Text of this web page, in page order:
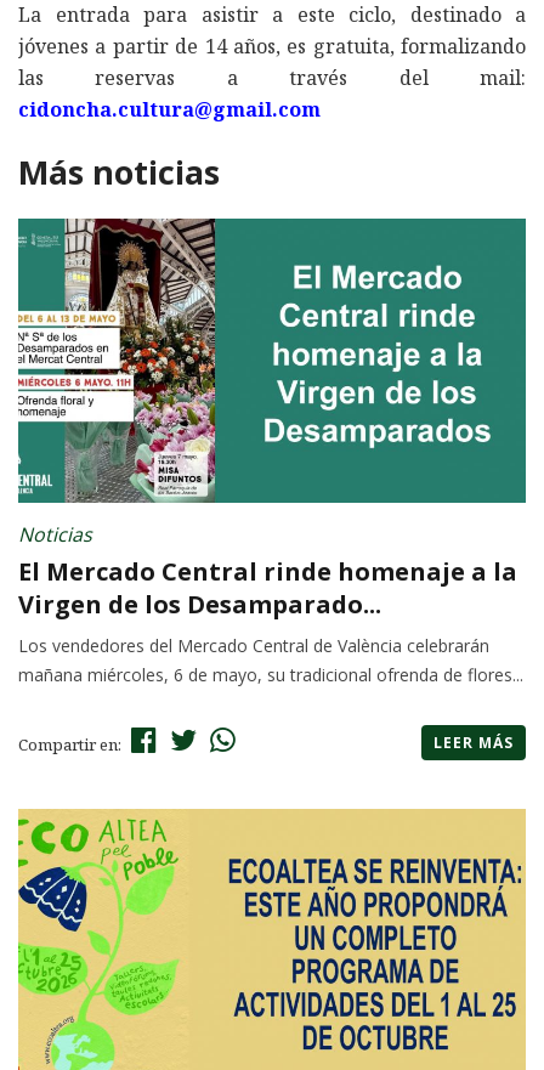
La entrada para asistir a este ciclo, destinado a
jóvenes a partir de 14 años, es gratuita, formalizando
las reservas a través del mail:
cidoncha.cultura@gmail.com
Más noticias
Noticias
El Mercado Central rinde homenaje a la
Virgen de los Desamparado...
Los vendedores del Mercado Central de València celebrarán
mañana miércoles, 6 de mayo, su tradicional ofrenda de flores...
Compartir en: LEER MÁS